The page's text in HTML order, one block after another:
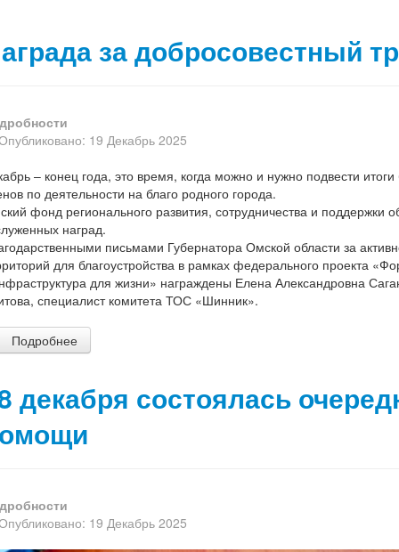
за добросовестный
19 Декабрь 2025
– конец года, это время, когда можно и нужно подвести
по деятельности на благо родного города.
фонд регионального развития, сотрудничества и поддержки
наград.
письмами Губернатора Омской области за
для благоустройства в рамках федерального проекта
для жизни» награждены Елена Александровна
специалист комитета ТОС «Шинник».
Подробнее
декабря состоялась
19 Декабрь 2025